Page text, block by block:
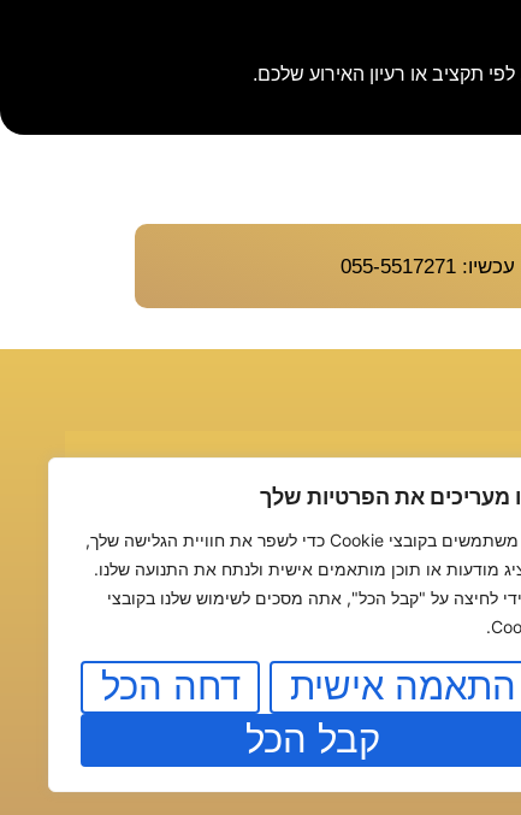
מעריכים את הפרטיות שלך
אנו משתמשים בקובצי Cookie כדי לשפר את חוויית הגלישה שלך,
מודעות או תוכן מותאמים אישית ולנתח את התנועה שלנו.
לחיצה על "קבל הכל", אתה מסכים לשימוש שלנו בקובצי
התאמה אישית
דחה הכל
קבל הכל
תקציב או רעיון האירוע שלכם.
5517271
בהקדם
שליחה